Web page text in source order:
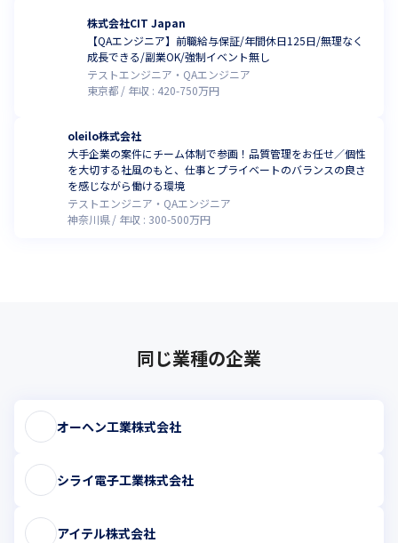
株式会社CIT Japan
【QAエンジニア】前職給与保証/年間休日125日/無理なく
成長できる/副業OK/強制イベント無し
テストエンジニア・QAエンジニア
東京都
年収 : 420-750万円
oleilo株式会社
大手企業の案件にチーム体制で参画！品質管理をお任せ／個性
を大切する社風のもと、仕事とプライベートのバランスの良さ
を感じながら働ける環境
テストエンジニア・QAエンジニア
神奈川県
年収 : 300-500万円
同じ業種の企業
オーヘン工業株式会社
シライ電子工業株式会社
アイテル株式会社